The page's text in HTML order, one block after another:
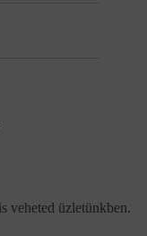
veheted üzletünkben.